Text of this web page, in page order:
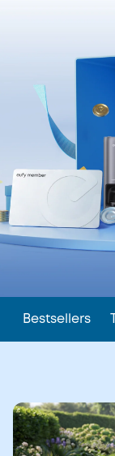
Bestsellers